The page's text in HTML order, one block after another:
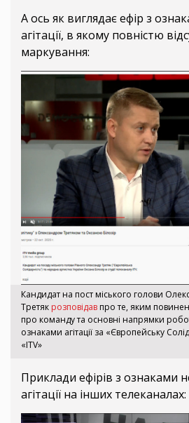
А ось як виглядає ефір з
агітації, в якому повністю
маркування:
Кандидат на пост міського голови
Третяк розповідав про те, яким
про команду та основні напрямки
ознаками агітації за «Європейську
«ITV»
Приклади ефірів з ознаками
агітації на інших телеканалах: